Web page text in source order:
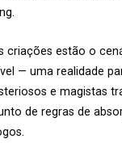
criações estão o
— uma realidade
e magistas
de regras de